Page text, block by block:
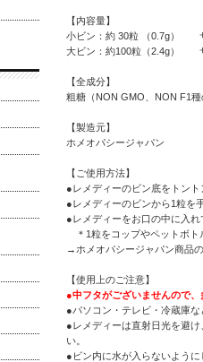
【内容量】
小ビン：約 30粒 （0.7g）
大ビン：約100粒（2.4g）
【全成分】
粗糖（NON GMO、NON F1種
【製造元】
ホメオパシージャパン
【ご使用方法】
●レメディーのビン底をトント
●レメディーのビンから1粒を
●レメディーをお口の中に入れ
＊1粒をコップやペットボト
→ホメオパシージャパン商品
【使用上のご注意】
●中フタがございませんので
●パソコン・テレビ・冷蔵庫
●レメディーは直射日光を避
い。
●ビン内に水が入らないように